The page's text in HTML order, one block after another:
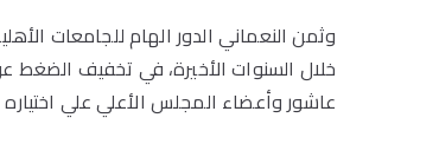
وثمن النعماني الدور الهام للجامعات
خلال السنوات الأخيرة، في تخفيف الضغط
عاشور وأعضاء المجلس الأعلي علي